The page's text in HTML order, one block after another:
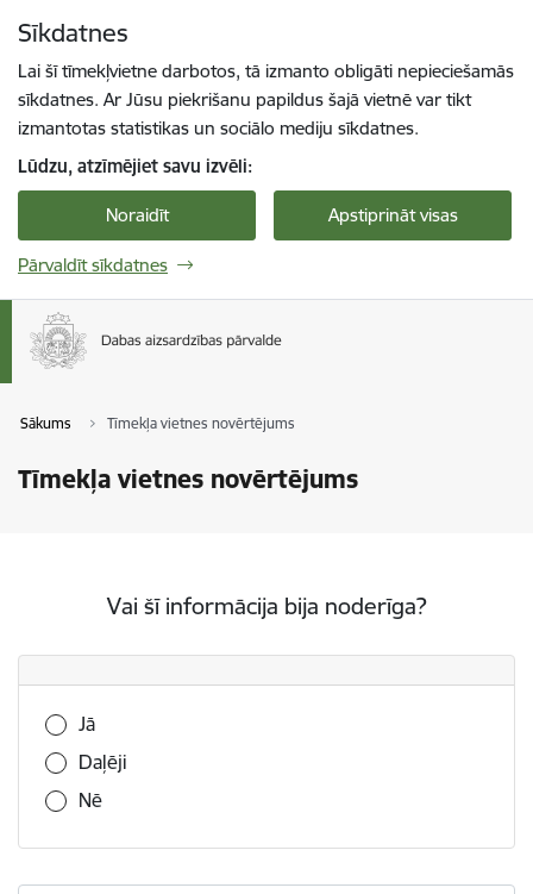
Sīkdatnes
Lai šī tīmekļvietne darbotos, tā izmanto obligāti nepieciešamās
sīkdatnes. Ar Jūsu piekrišanu papildus šajā vietnē var tikt
izmantotas statistikas un sociālo mediju sīkdatnes.
Lūdzu, atzīmējiet savu izvēli:
Noraidīt Apstiprināt visas
Pārvaldīt sīkdatnes
Sākums Tīmekļa vietnes novērtējums
Tīmekļa vietnes novērtējums
Vai šī informācija bija noderīga?
Vai šī informācija bija noderīga?
Jā
Daļēji
Nē